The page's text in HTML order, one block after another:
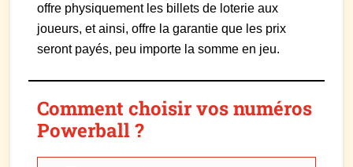
offre physiquement les billets de loterie aux
joueurs, et ainsi, offre la garantie que les prix
seront payés, peu importe la somme en jeu.
Comment choisir vos numéros
Powerball ?